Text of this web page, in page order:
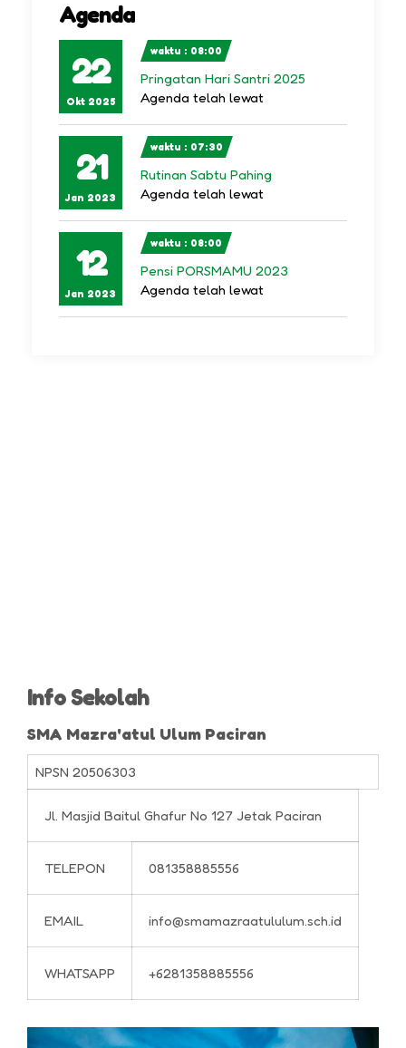
Agenda
22
Okt 2025
waktu : 08:00
Pringatan Hari Santri 2025
Agenda telah lewat
21
Jan 2023
waktu : 07:30
Rutinan Sabtu Pahing
Agenda telah lewat
12
Jan 2023
waktu : 08:00
Pensi PORSMAMU 2023
Agenda telah lewat
Info Sekolah
SMA Mazra'atul Ulum Paciran
NPSN 20506303
Jl. Masjid Baitul Ghafur No 127 Jetak Paciran
TELEPON 081358885556
EMAIL info@smamazraatululum.sch.id
WHATSAPP +6281358885556